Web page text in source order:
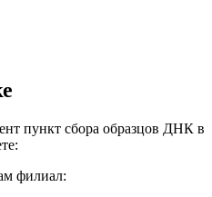
пункт сбора образцов ДНК в
филиал: